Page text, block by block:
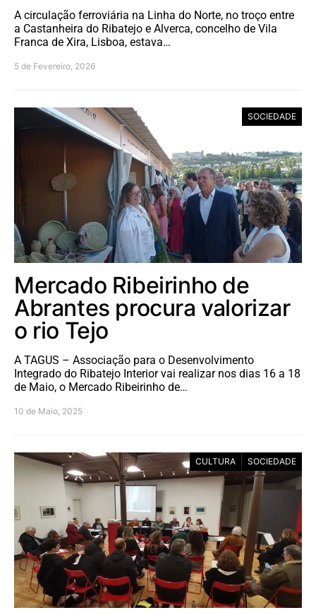
A circulação ferroviária na Linha do Norte, no troço entre
a Castanheira do Ribatejo e Alverca, concelho de Vila
Franca de Xira, Lisboa, estava…
5 de Fevereiro, 2026
SOCIEDADE
Mercado Ribeirinho de
Abrantes procura valorizar
o rio Tejo
A TAGUS – Associação para o Desenvolvimento
Integrado do Ribatejo Interior vai realizar nos dias 16 a 18
de Maio, o Mercado Ribeirinho de…
10 de Maio, 2025
CULTURA SOCIEDADE